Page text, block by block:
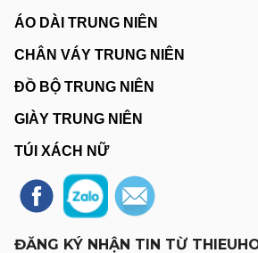
ÁO DÀI TRUNG NIÊN
CHÂN VÁY TRUNG NIÊN
ĐỒ BỘ TRUNG NIÊN
GIÀY TRUNG NIÊN
TÚI XÁCH NỮ
ĐĂNG KÝ NHẬN TIN TỪ